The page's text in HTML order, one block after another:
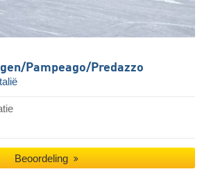
​Pampeago/​Predazzo
Beoordeling